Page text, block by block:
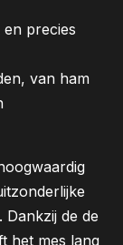
precies
van ham
Dankzij de de
het mes lang